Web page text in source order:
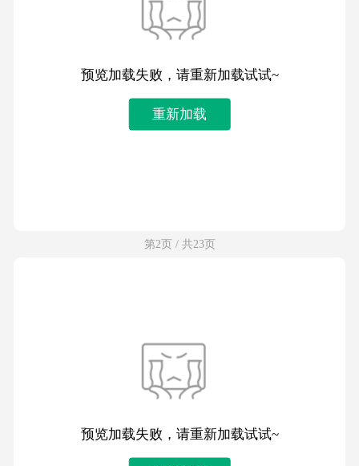
预览加载失败，请重新加载试试~
重新加载
第2页 / 共23页
预览加载失败，请重新加载试试~